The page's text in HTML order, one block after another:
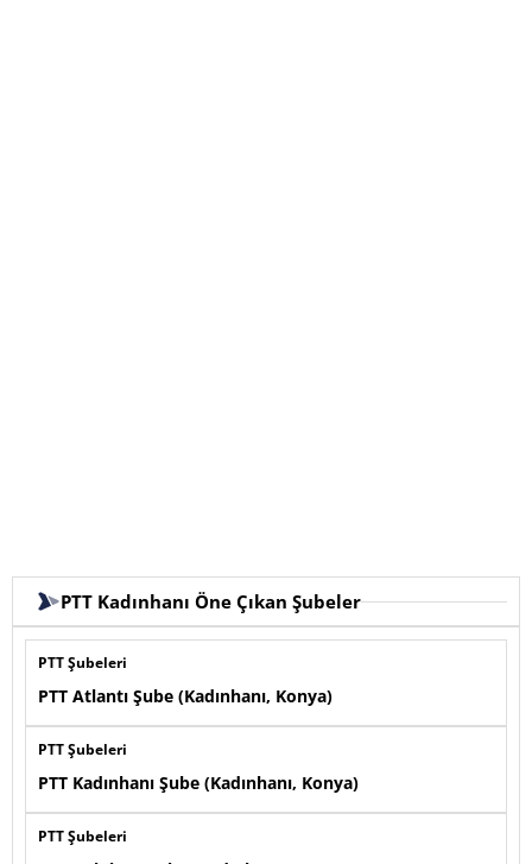
PTT Kadınhanı Öne Çıkan Şubeler
PTT Şubeleri
PTT Atlantı Şube (Kadınhanı, Konya)
PTT Şubeleri
PTT Kadınhanı Şube (Kadınhanı, Konya)
PTT Şubeleri